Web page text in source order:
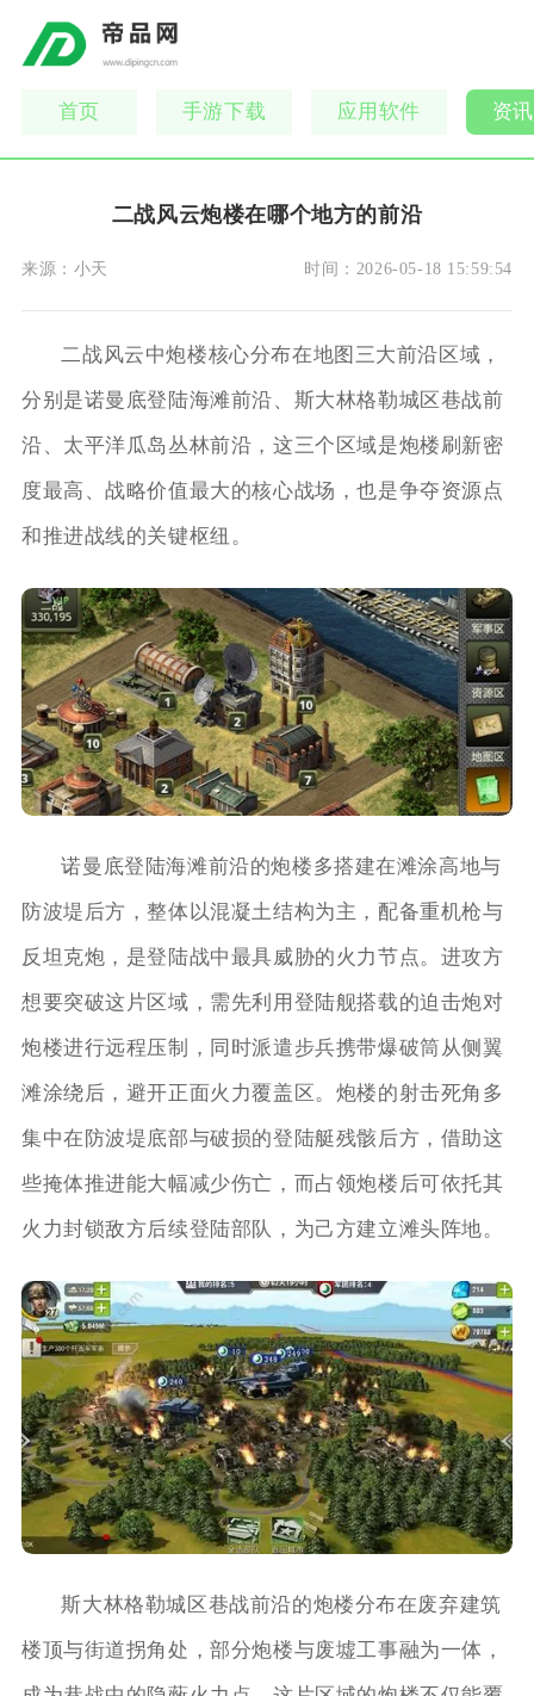
首页 手游下载 应用软件 资
二战风云炮楼在哪个地方的前沿
来源： 小天 时间： 2026-05-18 15:59:54
二战风云中炮楼核心分布在地图三大前沿区域，
分别是诺曼底登陆海滩前沿、斯大林格勒城区巷战前
沿、太平洋瓜岛丛林前沿，这三个区域是炮楼刷新密
度最高、战略价值最大的核心战场，也是争夺资源点
和推进战线的关键枢纽。
诺曼底登陆海滩前沿的炮楼多搭建在滩涂高地与
防波堤后方，整体以混凝土结构为主，配备重机枪与
反坦克炮，是登陆战中最具威胁的火力节点。进攻方
想要突破这片区域，需先利用登陆舰搭载的迫击炮对
炮楼进行远程压制，同时派遣步兵携带爆破筒从侧翼
滩涂绕后，避开正面火力覆盖区。炮楼的射击死角多
集中在防波堤底部与破损的登陆艇残骸后方，借助这
些掩体推进能大幅减少伤亡，而占领炮楼后可依托其
火力封锁敌方后续登陆部队，为己方建立滩头阵地。
斯大林格勒城区巷战前沿的炮楼分布在废弃建筑
楼顶与街道拐角处，部分炮楼与废墟工事融为一体，